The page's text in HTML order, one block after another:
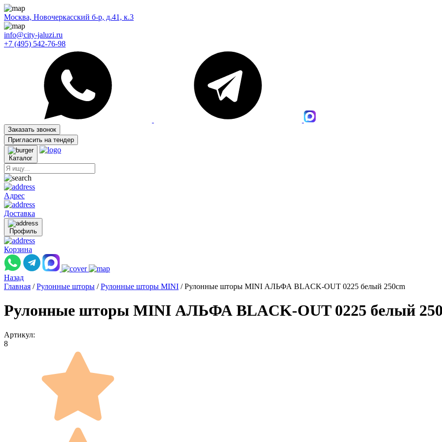
Москва, Новочеркасский б-р, д.41, к.3
info@city-jaluzi.ru
+7 (495) 542-76-98
Заказать звонок
Пригласить на тендер
Каталог
Адрес
Доставка
Профиль
Корзина
Назад
Главная / Рулонные шторы / Рулонные шторы MINI / Рулонные шторы MINI АЛЬФА BLACK-OUT 0225 белый 250cm
Рулонные шторы MINI АЛЬФА BLACK-OUT 0225 белый
Артикул:
8